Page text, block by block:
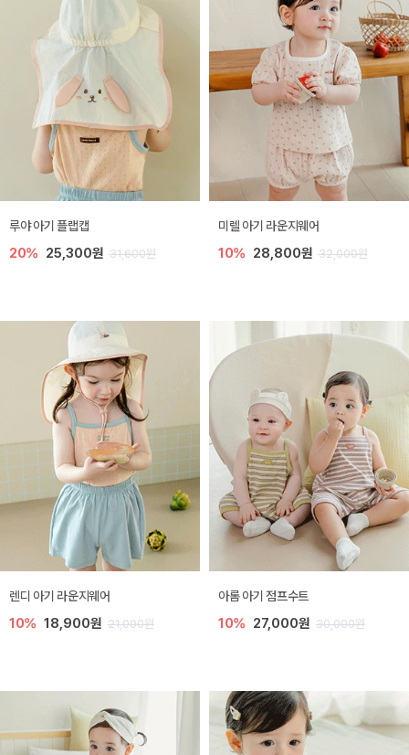
루야 아기 플랩캡
20% 25,300원 31,600원
미렐 아기 라운지웨어
10% 28,800원 32,000원
렌디 아기 라운지웨어
10% 18,900원 21,000원
아롬 아기 점프수트
10% 27,000원 30,000원